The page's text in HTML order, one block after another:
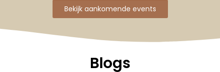
Bekijk aankomende events
Blogs